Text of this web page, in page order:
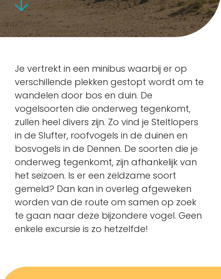
Je vertrekt in een minibus waarbij er op
verschillende plekken gestopt wordt om te
wandelen door bos en duin. De
vogelsoorten die onderweg tegenkomt,
zullen heel divers zijn. Zo vind je Steltlopers
in de Slufter, roofvogels in de duinen en
bosvogels in de Dennen. De soorten die je
onderweg tegenkomt, zijn afhankelijk van
het seizoen. Is er een zeldzame soort
gemeld? Dan kan in overleg afgeweken
worden van de route om samen op zoek
te gaan naar deze bijzondere vogel. Geen
enkele excursie is zo hetzelfde!